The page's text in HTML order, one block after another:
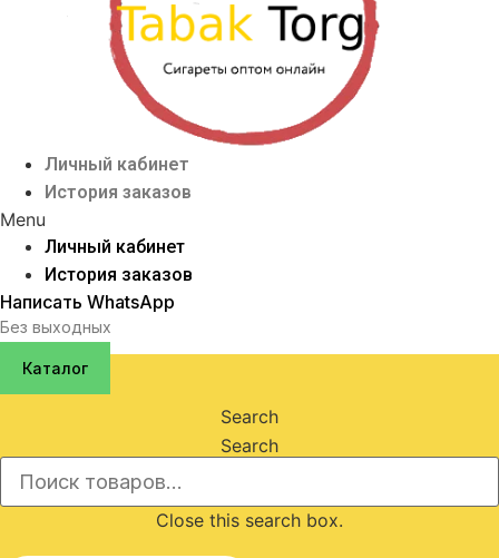
Личный кабинет
История заказов
Menu
Личный кабинет
История заказов
Написать WhatsApp
Без выходных
Каталог
Search
Search
Close this search box.